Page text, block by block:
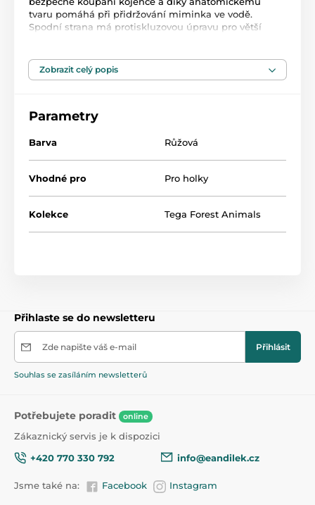
tvaru pomáhá při přidržování miminka ve vodě.
Spodní strana má protiskluzovou úpravu pro větší
Zobrazit celý popis
Parametry
Barva Růžová
Vhodné pro Pro holky
Kolekce Tega Forest Animals
Přihlaste se do newsletteru
Zde napište váš e-mail Přihlásit
Souhlas se zasíláním newsletterů
Potřebujete poradit online
Zákaznický servis je k dispozici
+420 770 330 792
info@eandilek.cz
Jsme také na: Facebook Instagram